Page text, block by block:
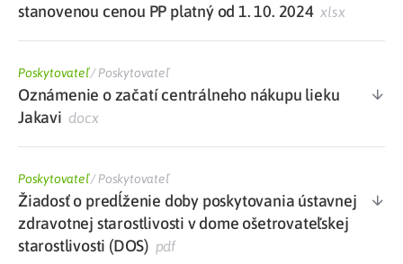
stanovenou cenou PP platný od 1. 10. 2024xlsx
Poskytovateľ/Poskytovateľ
Oznámenie o začatí centrálneho nákupu lieku
Jakavi docx
Poskytovateľ/Poskytovateľ
Žiadosť o predĺženie doby poskytovania ústavnej
zdravotnej starostlivosti v dome ošetrovateľskej
starostlivosti (DOS) pdf